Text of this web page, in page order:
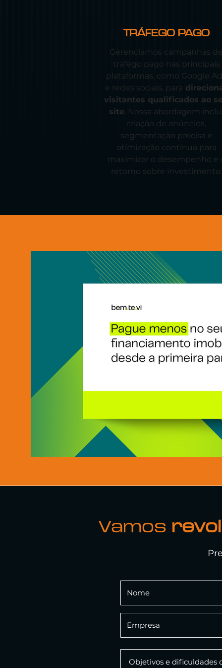
TRÁFEGO PAGO
Gerenciamos campanhas
tráfego pago nas principais
plataformas, como Google
e redes sociais, para
visitantes qualificados ao
site. Nossa abordagem
criação de anúncios,
segmentação precisa e
otimização contínua para
maximizar o desempenho e
retorno sobre investimento.
Vamos